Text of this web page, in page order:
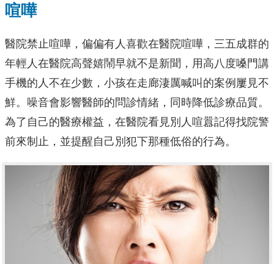
喧嘩
醫院禁止喧嘩，偏偏有人喜歡在醫院喧嘩，三五成群的
年輕人在醫院高聲嬉鬧早就不是新聞，用高八度嗓門講
手機的人不在少數，小孩在走廊淒厲喊叫的案例屢見不
鮮。噪音會影響醫師的問診情緒，同時降低診療品質。
為了自己的醫療權益，在醫院看見別人喧囂記得找院警
前來制止，並提醒自己別犯下那種低俗的行為。